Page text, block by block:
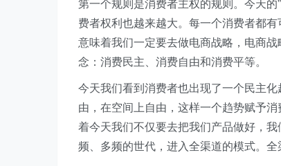
第一个规则是消费者主权的规则。今天
费者权利也越来越大。每一个消费者都
意味着我们一定要去做电商战略，电商
念：消费民主、消费自由和消费平等。
今天我们看到消费者也出现了一个民主
由，在空间上自由，这样一个趋势赋予
着今天我们不仅要去把我们产品做好，
频、多频的世代，进入全渠道的模式。